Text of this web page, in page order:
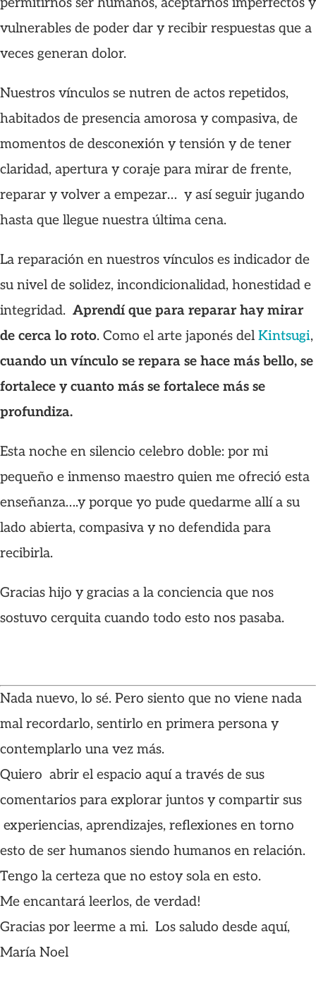
vulnerables de poder dar y recibir respuestas que a
veces generan dolor.
Nuestros vínculos se nutren de actos repetidos,
habitados de presencia amorosa y compasiva, de
momentos de desconexión y tensión y de tener
claridad, apertura y coraje para mirar de frente,
reparar y volver a empezar… y así seguir jugando
hasta que llegue nuestra última cena.
La reparación en nuestros vínculos es indicador de
su nivel de solidez, incondicionalidad, honestidad e
integridad. Aprendí que para reparar hay mirar
de cerca lo roto. Como el arte japonés del Kintsugi,
cuando un vínculo se repara se hace más bello, se
fortalece y cuanto más se fortalece más se
profundiza.
Esta noche en silencio celebro doble: por mi
pequeño e inmenso maestro quien me ofreció esta
enseñanza….y porque yo pude quedarme allí a su
lado abierta, compasiva y no defendida para
recibirla.
Gracias hijo y gracias a la conciencia que nos
sostuvo cerquita cuando todo esto nos pasaba.
Nada nuevo, lo sé. Pero siento que no viene nada
mal recordarlo, sentirlo en primera persona y
contemplarlo una vez más.
Quiero abrir el espacio aquí a través de sus
comentarios para explorar juntos y compartir sus
experiencias, aprendizajes, reflexiones en torno
esto de ser humanos siendo humanos en relación.
Tengo la certeza que no estoy sola en esto.
Me encantará leerlos, de verdad!
Gracias por leerme a mi. Los saludo desde aquí,
María Noel